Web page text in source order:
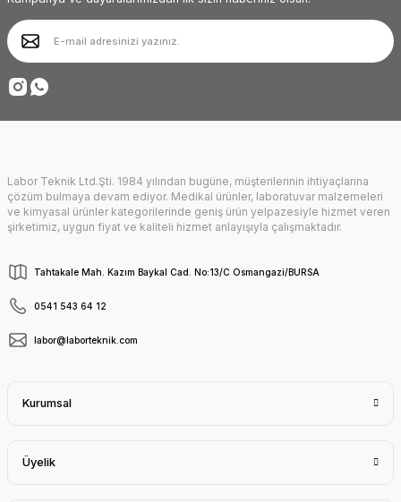
Ürün fiyatı diğer sitelerden daha pahalı.
Bu ürüne benzer farklı alternatifler olmalı.
Gönder
Deneyimini Paylaş
Labor Teknik Ltd.Şti. 1984 yılından bugüne, müşterilerinin ihtiyaçlarına
çözüm bulmaya devam ediyor. Medikal ürünler, laboratuvar malzemeleri
ve kimyasal ürünler kategorilerinde geniş ürün yelpazesiyle hizmet veren
şirketimiz, uygun fiyat ve kaliteli hizmet anlayışıyla çalışmaktadır.
Tahtakale Mah. Kazım Baykal Cad. No:13/C Osmangazi/BURSA
0541 543 64 12
labor@laborteknik.com
Kurumsal
Üyelik